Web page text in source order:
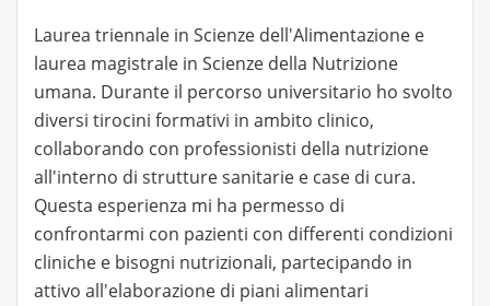
Laurea triennale in Scienze dell'Alimentazione e
laurea magistrale in Scienze della Nutrizione
umana. Durante il percorso universitario ho svolto
diversi tirocini formativi in ambito clinico,
collaborando con professionisti della nutrizione
all'interno di strutture sanitarie e case di cura.
Questa esperienza mi ha permesso di
confrontarmi con pazienti con differenti condizioni
cliniche e bisogni nutrizionali, partecipando in
attivo all'elaborazione di piani alimentari